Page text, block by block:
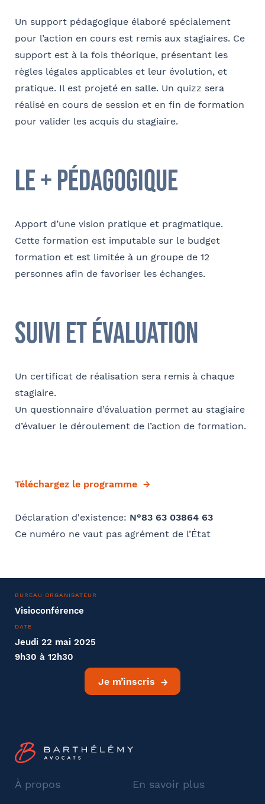
Un support pédagogique élaboré spécialement
pour l’action en cours est remis aux stagiaires. Ce
support est à la fois théorique, présentant les
règles légales applicables et leur évolution, et
pratique. Il est projeté en salle. Un quizz sera
réalisé en cours de session et en fin de formation
pour valider les acquis du stagiaire.
le + pédagogique
Apport d’une vision pratique et pragmatique.
Cette formation est imputable sur le budget
formation et est limitée à un groupe de 12
personnes afin de favoriser les échanges.
suivi et évaluation
Un certificat de réalisation sera remis à chaque
stagiaire.
Un questionnaire d’évaluation permet au stagiaire
d’évaluer le déroulement de l’action de formation.
Téléchargez le programme
Déclaration d'existence: N°83 63 03864 63
Ce numéro ne vaut pas agrément de l’État
BUREAU ORGANISATEUR
Visioconférence
DATE
Jeudi 22 mai 2025
9h30 à 12h30
Je m’inscris
À propos En savoir plus
Ville
Société
Fonction
E-mail
Bureau formateur
Conformément à la loi « informatique et libertés » du 6 janvier 1978
modifiée en 2004, vous bénéficiez d’un droit d’accès et de
rectification aux informations qui vous concernent, que vous pouvez